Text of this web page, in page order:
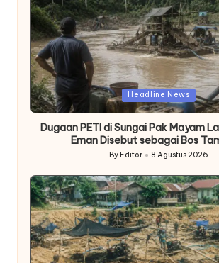
Posted
in
Headline News
Dugaan PETI di Sungai Pak Mayam
Eman Disebut sebagai Bos
Posted
by
By Editor 8 Agustus 2026